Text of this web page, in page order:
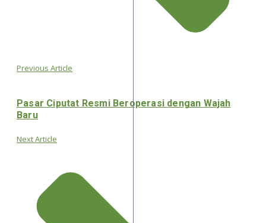
Previous Article
Pasar Ciputat Resmi Beroperasi dengan Wajah
Baru
Next Article